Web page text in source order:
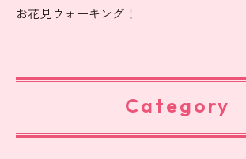
お花見ウォーキング！
Category